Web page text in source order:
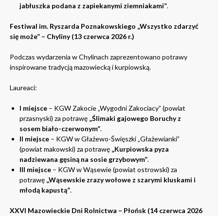
jabłuszka podana z zapiekanymi ziemniakami”.
Festiwal im. Ryszarda Poznakowskiego „Wszystko zdarzyć
się może” – Chyliny (13 czerwca 2026 r.)
Podczas wydarzenia w Chylinach zaprezentowano potrawy
inspirowane tradycją mazowiecką i kurpiowską.
Laureaci:
I miejsce – KGW Zakocie „Wygodni Zakociacy” (powiat
przasnyski) za potrawę „Ślimaki gajowego Boruchy z
sosem biało-czerwonym”.
II miejsce – KGW w Głażewo-Święszki „Głażewianki”
(powiat makowski) za potrawę „Kurpiowska pyza
nadziewana gęsiną na sosie grzybowym”.
III miejsce – KGW w Wąsewie (powiat ostrowski) za
potrawę „Wąsewskie zrazy wołowe z szarymi kluskami i
młodą kapustą”.
XXVI Mazowieckie Dni Rolnictwa – Płońsk (14 czerwca 2026